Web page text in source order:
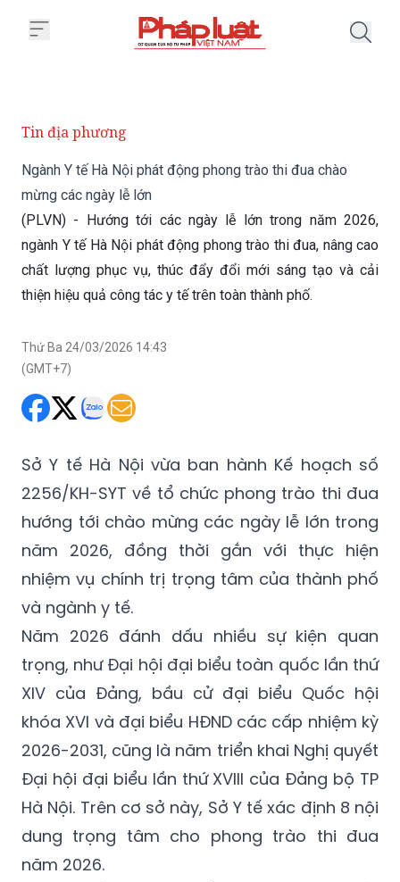
Tin địa phương
Ngành Y tế Hà Nội phát động phong trào thi đua chào
mừng các ngày lễ lớn
(PLVN) - Hướng tới các ngày lễ lớn trong năm 2026,
ngành Y tế Hà Nội phát động phong trào thi đua, nâng cao
thiện hiệu quả công tác y tế trên toàn thành phố.
Thứ Ba 24/03/2026 14:43
Sở Y tế Hà Nội vừa ban hành Kế hoạch số
2256/KH-SYT về tổ chức phong trào thi đua
hướng tới chào mừng các ngày lễ lớn trong
năm 2026, đồng thời gắn với thực hiện
nhiệm vụ chính trị trọng tâm của thành phố
và ngành y tế.
Năm 2026 đánh dấu nhiều sự kiện quan
trọng, như Đại hội đại biểu toàn quốc lần thứ
XIV của Đảng, bầu cử đại biểu Quốc hội
khóa XVI và đại biểu HĐND các cấp nhiệm kỳ
2026-2031, cũng là năm triển khai Nghị quyết
Đại hội đại biểu lần thứ XVIII của Đảng bộ TP
Hà Nội. Trên cơ sở này, Sở Y tế xác định 8 nội